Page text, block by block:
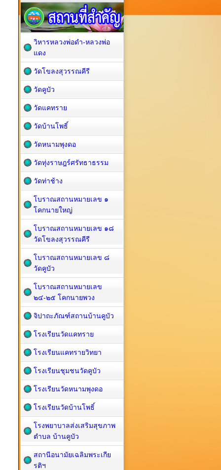
วิหารหลวงพ่อดำ-หลวงพ่อ
แดง
วัดโขลงสุวรรณคีรี
วัดคูบัว
วัดแคทราย
วัดบ้านโพธิ์
วัดหนามพุงดอ
วัดทุ่งราษฎร์ศรัทธาธรรม
วัดท่าช้าง
โบราณสถานหมายเลข ๑
โคกนายใหญ่
โบราณสถานหมายเลข ๑๘
วัดโขลงสุวรรณคีรี
โบราณสถานหมายเลข ๘
วัดคูบัว
โบราณสถานหมายเลข
๒๔-๒๕ โคกนายพวง
จิปาถะภัณฑ์สถานบ้านคูบัว
โรงเรียนวัดแคทราย
โรงเรียนแคทรายวิทยา
โรงเรียนชุมชนวัดคูบัว
โรงเรียนวัดหนามพุงดอ
โรงเรียนวัดบ้านโพธิ์
โรงพยาบาลส่งเสริมสุขภาพ
ตำบล บ้านคูบัว
สถานีอนามัยเฉลิมพระเกีย
รติฯ